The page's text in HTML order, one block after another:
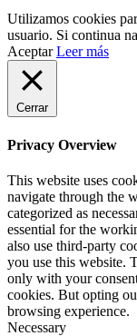
Utilizamos cookies
usuario. Si continua
Aceptar Leer más
Cerrar
Privacy Overview
This website uses
navigate through the
categorized as
essential for the
also use third-party
you use this website.
only with your
cookies. But opting
browsing experience.
Necessary